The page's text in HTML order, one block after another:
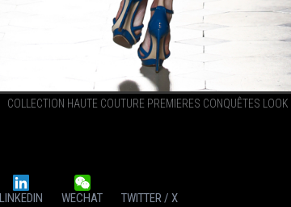
COLLECTION HAUTE COUTURE PREMIERES CONQUÊTES
LINKEDIN WECHAT TWITTER / X